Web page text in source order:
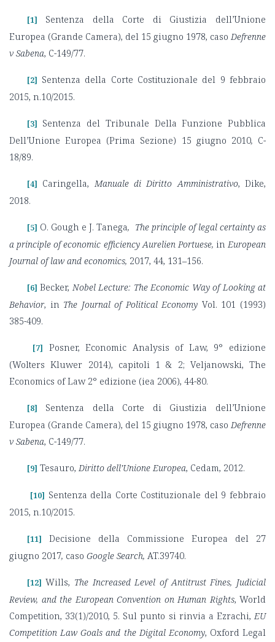
[1] Sentenza della Corte di Giustizia dell’Unione
Europea (Grande Camera), del 15 giugno 1978, caso Defrenne
v Sabena, C-149/77.
[2] Sentenza della Corte Costituzionale del 9 febbraio
2015, n.10/2015.
[3] Sentenza del Tribunale Della Funzione Pubblica
Dell’Unione Europea (Prima Sezione) 15 giugno 2010, C-
18/89.
[4] Caringella, Manuale di Diritto Amministrativo, Dike,
2018.
[5] O. Gough e J. Tanega, The principle of legal certainty as
a principle of economic efficiency Aurelien Portuese, in European
Journal of law and economics, 2017, 44, 131–156.
[6] Becker, Nobel Lecture: The Economic Way of Looking at
Behavior, in The Journal of Political Economy Vol. 101 (1993)
385-409.
[7]
Posner, Economic Analysis of Law, 9° edizione
(Wolters Kluwer 2014), capitoli 1 & 2; Veljanowski, The
Economics of Law 2° edizione (iea 2006), 44-80.
[8] Sentenza della Corte di Giustizia dell’Unione
Europea (Grande Camera), del 15 giugno 1978, caso Defrenne
v Sabena, C-149/77.
[9] Tesauro, Diritto dell’Unione Europea, Cedam, 2012.
[10] Sentenza della Corte Costituzionale del 9 febbraio
2015, n.10/2015.
[11] Decisione della Commissione Europea del 27
giugno 2017, caso Google Search, AT.39740.
[12] Wills, The Increased Level of Antitrust Fines, Judicial
Review, and the European Convention on Human Rights, World
Competition, 33(1)/2010, 5. Sul punto si rinvia a Ezrachi, EU
Competition Law Goals and the Digital Economy, Oxford Legal